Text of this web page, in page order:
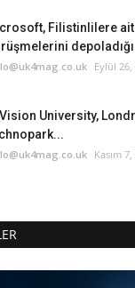
Filistinlilere
Eylül 26,
University,
Kasım